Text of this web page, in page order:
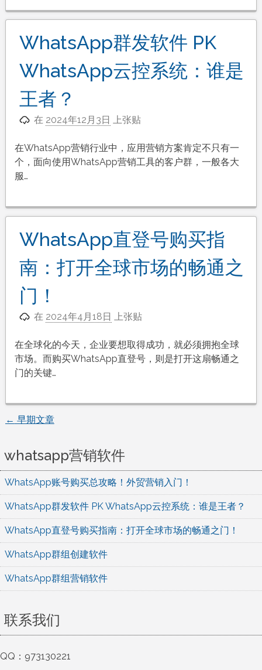
WhatsApp群发软件 PK
WhatsApp云控系统：谁是
王者？
在 2024年12月3日 上张贴
在WhatsApp营销行业中，应用营销方案肯定不只有一
个，面向使用WhatsApp营销工具的客户群，一般各大
服…
WhatsApp直登号购买指
南：打开全球市场的畅通之
门！
在 2024年4月18日 上张贴
在全球化的今天，企业要想取得成功，就必须拥抱全球
市场。而购买WhatsApp直登号，则是打开这扇畅通之
门的关键…
文
章
导
航
← 早期文章
whatsapp营销软件
WhatsApp账号购买总攻略！外贸营销入门！
WhatsApp群发软件 PK WhatsApp云控系统：谁是王者？
WhatsApp直登号购买指南：打开全球市场的畅通之门！
WhatsApp群组创建软件
WhatsApp群组营销软件
联系我们
QQ：973130221